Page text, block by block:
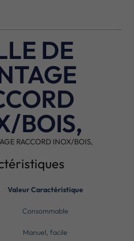
DE
BOIS,
RACCORD INOX/BOIS,
Valeur Caractéristique
Consommable
Manuel, facile